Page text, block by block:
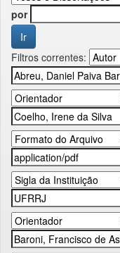
por
Filtros correntes: